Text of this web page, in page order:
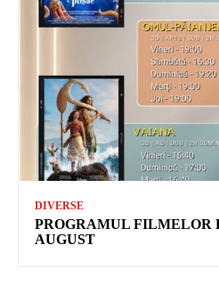
DIVERSE
PROGRAMUL FILMELOR
AUGUST